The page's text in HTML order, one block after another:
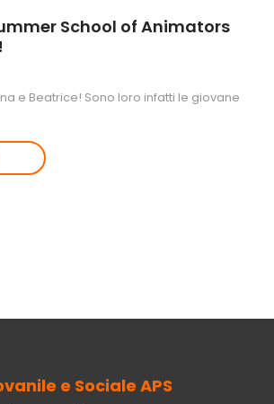
School of Animators
e Beatrice! Sono loro infatti le giovane
e Sociale APS